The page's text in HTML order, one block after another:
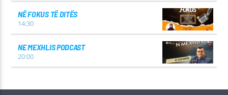
NË FOKUS TË DITËS
14:30
NE MEXHLIS PODCAST
20:00